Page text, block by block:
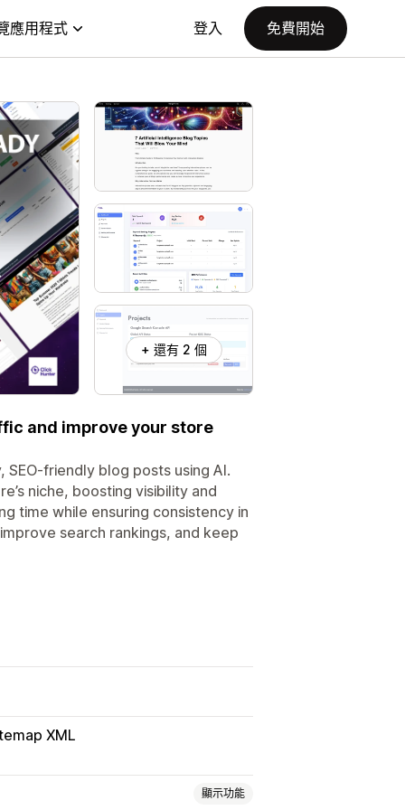
應用程式 登入 免費開始
+ 還有 2 個
and improve your store
friendly blog posts using AI.
niche, boosting visibility and
time while ensuring consistency in
search rankings, and keep
XML
顯示功能